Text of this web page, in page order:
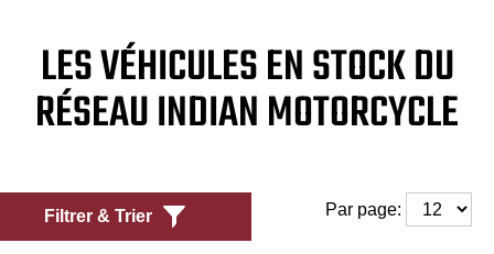
LES VÉHICULES EN STOCK DU
RÉSEAU INDIAN MOTORCYCLE
Filtrer & Trier Par page: